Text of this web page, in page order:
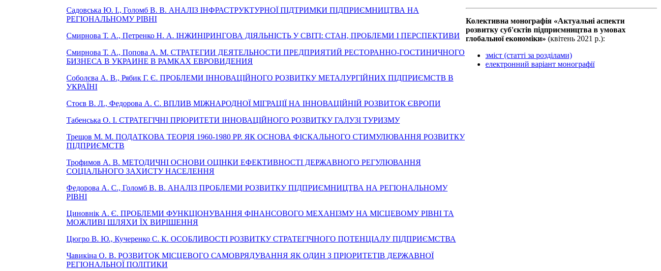
Садовська Ю. І., Голомб В. В. АНАЛІЗ ІНФРАСТРУКТУРНОЇ ПІДТРИМКИ ПІДПРИЄМНИЦТВА НА
РЕГІОНАЛЬНОМУ РІВНІ
Смирнова Т. А., Петренко Н. А. ІНЖИНІРИНГОВА ДІЯЛЬНІСТЬ У СВІТІ: СТАН, ПРОБЛЕМИ І ПЕРСПЕКТИВИ
Смирнова Т. А., Попова А. М. СТРАТЕГИИ ДЕЯТЕЛЬНОСТИ ПРЕДПРИЯТИЙ РЕСТОРАННО-ГОСТИНИЧНОГО
БИЗНЕСА В УКРАИНЕ В РАМКАХ ЕВРОВИДЕНИЯ
Соболєва А. В., Рябик Г. Є. ПРОБЛЕМИ ІННОВАЦІЙНОГО РОЗВИТКУ МЕТАЛУРГІЙНИХ ПІДПРИЄМСТВ В
УКРАЇНІ
Стоєв В. Л., Федорова А. С. ВПЛИВ МІЖНАРОДНОЇ МІГРАЦІЇ НА ІННОВАЦІЙНІЙ РОЗВИТОК ЄВРОПИ
Табенська О. І. СТРАТЕГІЧНІ ПРІОРИТЕТИ ІННОВАЦІЙНОГО РОЗВИТКУ ГАЛУЗІ ТУРИЗМУ
Трещов М. М. ПОДАТКОВА ТЕОРІЯ 1960-1980 РР. ЯК ОСНОВА ФІСКАЛЬНОГО СТИМУЛЮВАННЯ РОЗВИТКУ
ПІДПРИЄМСТВ
Трофимов А. В. МЕТОДИЧНІ ОСНОВИ ОЦІНКИ ЕФЕКТИВНОСТІ ДЕРЖАВНОГО РЕГУЛЮВАННЯ
СОЦІАЛЬНОГО ЗАХИСТУ НАСЕЛЕННЯ
Федорова А. С., Голомб В. В. АНАЛІЗ ПРОБЛЕМИ РОЗВИТКУ ПІДПРИЄМНИЦТВА НА РЕГІОНАЛЬНОМУ
РІВНІ
Циновнік А. Є. ПРОБЛЕМИ ФУНКЦІОНУВАННЯ ФІНАНСОВОГО МЕХАНІЗМУ НА МІСЦЕВОМУ РІВНІ ТА
МОЖЛИВІ ШЛЯХИ ЇХ ВИРІШЕННЯ
Цюгро В. Ю., Кучеренко С. К. ОСОБЛИВОСТІ РОЗВИТКУ СТРАТЕГІЧНОГО ПОТЕНЦІАЛУ ПІДПРИЄМСТВА
Чавикіна О. В. РОЗВИТОК МІСЦЕВОГО САМОВРЯДУВАННЯ ЯК ОДИН З ПРІОРИТЕТІВ ДЕРЖАВНОЇ
РЕГІОНАЛЬНОЇ ПОЛІТИКИ
Колективна монографiя «Актуальні аспекти
розвитку суб'єктів підприємництва в умовах
глобальної економіки» (квiтень 2021 р.):
зміст (статті за розділами)
електронний варіант монографії